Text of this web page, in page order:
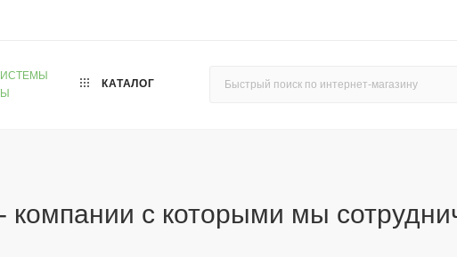
КАТАЛОГ
с которыми мы